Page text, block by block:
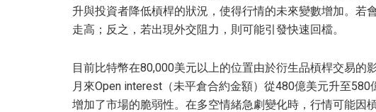
升與投資者降低槓桿的狀況，使得行情的未來變數增加。若
走高；反之，若出現外交阻力，則可能引發快速回檔。
目前比特幣在80,000美元以上的位置由於衍生品槓桿交易的
月來Open interest（未平倉合約金額）從480億美元升至
增加了市場的脆弱性。在多空情緒急劇變化時，行情可能因